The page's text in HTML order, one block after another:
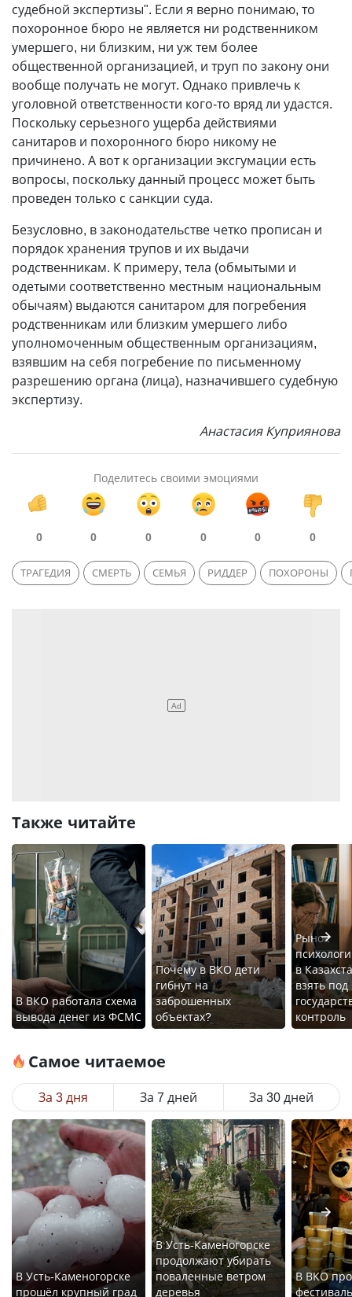
судебной экспертизы". Если я верно понимаю, то
похоронное бюро не является ни родственником
умершего, ни близким, ни уж тем более
общественной организацией, и труп по закону они
вообще получать не могут. Однако привлечь к
уголовной ответственности кого-то вряд ли удастся.
Поскольку серьезного ущерба действиями
санитаров и похоронного бюро никому не
причинено. А вот к организации эксгумации есть
вопросы, поскольку данный процесс может быть
проведен только с санкции суда.
Безусловно, в законодательстве четко прописан и
порядок хранения трупов и их выдачи
родственникам. К примеру, тела (обмытыми и
одетыми соответственно местным национальным
обычаям) выдаются санитаром для погребения
родственникам или близким умершего либо
уполномоченным общественным организациям,
взявшим на себя погребение по письменному
разрешению органа (лица), назначившего судебную
экспертизу.
Анастасия Куприянова
Поделитесь своими эмоциями
0 0 0 0 0 0
ТРАГЕДИЯ СМЕРТЬ СЕМЬЯ РИДДЕР ПОХОРОНЫ
Также читайте
В ВКО работала схема
вывода денег из ФСМС
Почему в ВКО дети
гибнут на
заброшенных
объектах?
Рынок
в
взять под
контроль
Самое читаемое
За 3 дня
В Усть-Каменогорске
прошёл крупный град
В Усть-Каменогорске
продолжают убирать
поваленные ветром
деревья
В ВКО
За 7 дней За 30 дней